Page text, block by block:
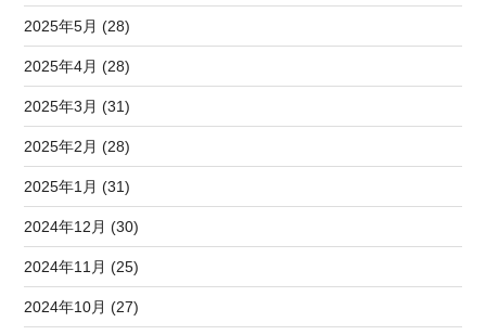
2025年5月 (28)
2025年4月 (28)
2025年3月 (31)
2025年2月 (28)
2025年1月 (31)
2024年12月 (30)
2024年11月 (25)
2024年10月 (27)